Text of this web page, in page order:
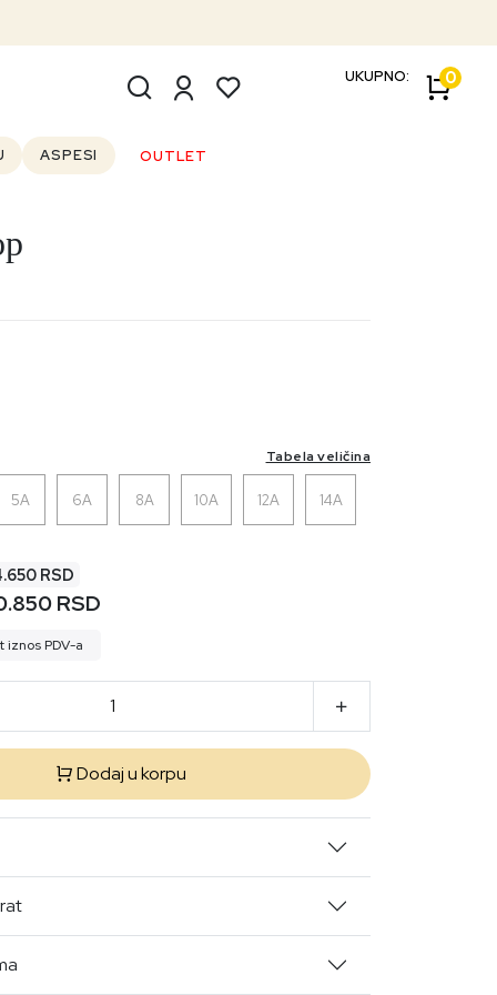
0
UKUPNO:
ASPESI OUTLET
Tabela veličina
5A 6A 8A 10A 12A 14A
RSD
RSD
iznos PDV-a
Dodaj u korpu